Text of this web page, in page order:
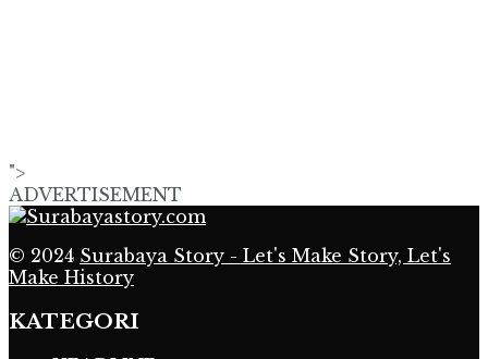
">
ADVERTISEMENT
© 2024 Surabaya Story - Let's Make Story, Let's
Make History
KATEGORI